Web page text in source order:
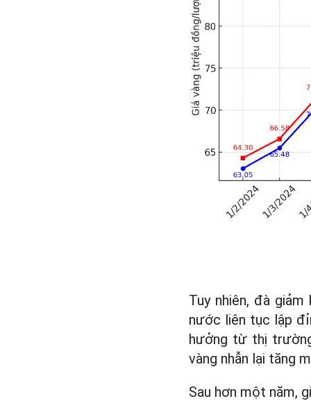
Tuy nhiên, đà
nước liên tục lập
hưởng từ thị
vàng nhẫn lại tăng
Sau hơn một năm,